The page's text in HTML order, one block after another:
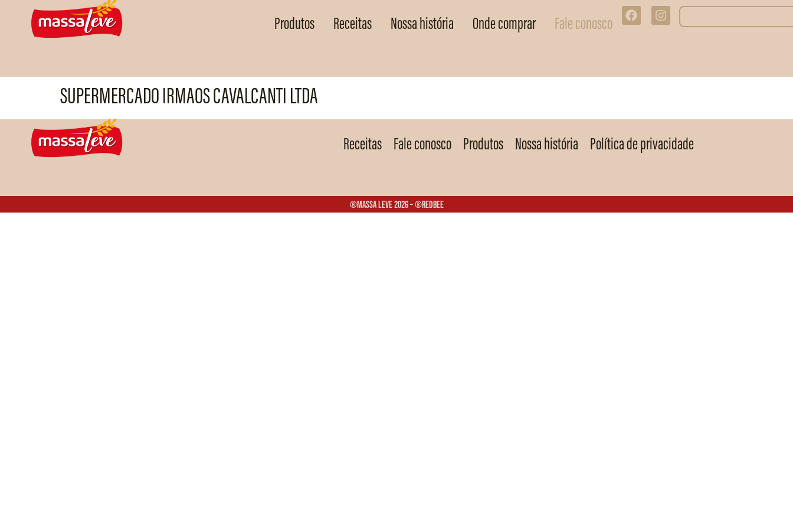
Produtos Receitas Nossa história Onde comprar Fale conosco
SUPERMERCADO IRMAOS CAVALCANTI LTDA
Receitas Fale conosco Produtos Nossa história Política de privacidade
®Massa Leve 2026 – ®Redbee